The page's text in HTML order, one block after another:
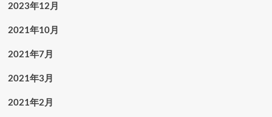
2023年12月
2021年10月
2021年7月
2021年3月
2021年2月